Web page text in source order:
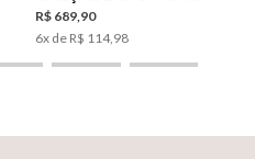
R$ 689 90
6x de R$ 114, 98